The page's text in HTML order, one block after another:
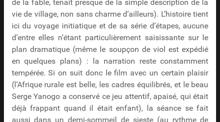
de la fable, tenait presque de la simple description de la
vie de village, non sans charme d’ailleurs). L’histoire tient
ici du voyage initiatique et de sa série d’étapes, aucune
d’entre elles n’étant particulièrement saisissante sur le
plan dramatique (même le soupçon de viol est expédié
en quelques plans) : la narration reste constamment
tempérée. Si on suit donc le film avec un certain plaisir
(l’Afrique rurale est belle, les cadres équilibrés, et le beau
Serge Yanogo a conservé ce jeu attentif, apaisé, qui était
déjà frappant quand il était enfant), la séance se fait
aussi dans un demi-sommeil de sieste (au rythme de